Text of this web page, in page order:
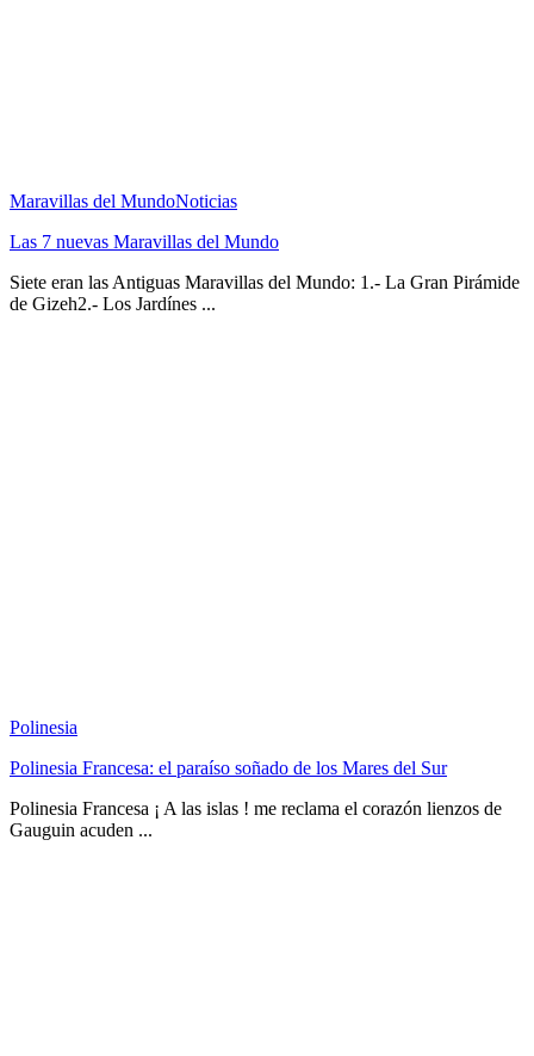
Maravillas del MundoNoticias
Las 7 nuevas Maravillas del Mundo
Siete eran las Antiguas Maravillas del Mundo: 1.- La Gran Pirámide
de Gizeh2.- Los Jardínes ...
Polinesia
Polinesia Francesa: el paraíso soñado de los Mares del Sur
Polinesia Francesa ¡ A las islas ! me reclama el corazón lienzos de
Gauguin acuden ...